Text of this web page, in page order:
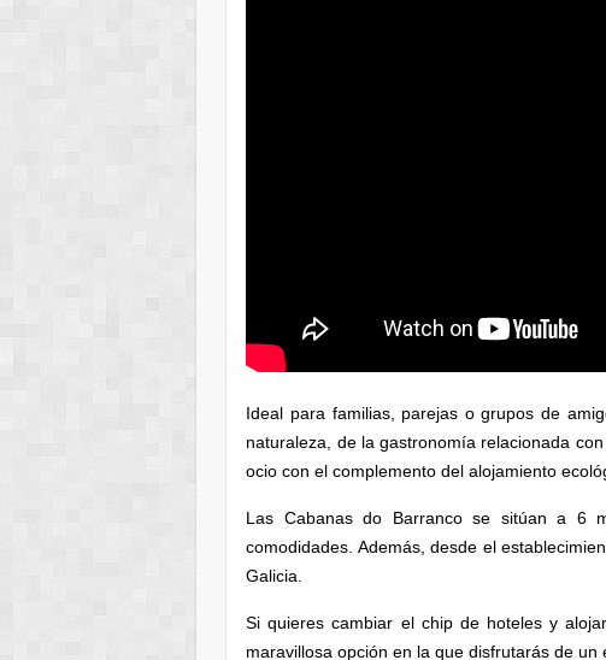
Ideal para familias, parejas o grupos de
naturaleza, de la gastronomía relacionada
ocio con el complemento del alojamiento
Las Cabanas do Barranco se sitúan a 6
comodidades. Además, desde el
Galicia.
Si quieres cambiar el chip de hoteles y
maravillosa opción en la que disfrutarás de un